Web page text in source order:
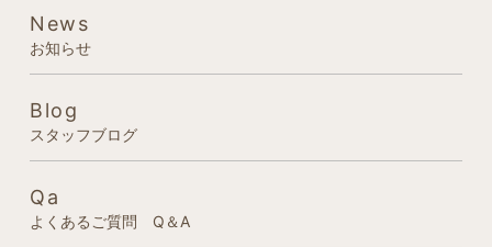
News
お知らせ
Blog
スタッフブログ
Qa
よくあるご質問 Q＆A